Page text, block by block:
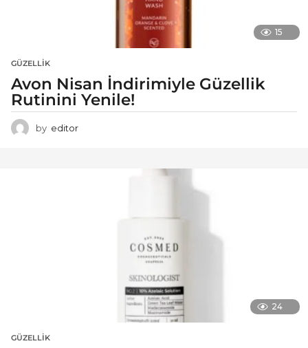
15
GÜZELLIK
Avon Nisan İndirimiyle Güzellik
Rutinini Yenile!
by editor
24
GÜZELLIK